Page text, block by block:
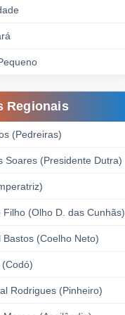
Regionais
(Pedreiras)
Soares (Presidente Dutra)
Filho (Olho D. das Cunhãs)
Bastos (Coelho Neto)
(Codó)
Rodrigues (Pinheiro)